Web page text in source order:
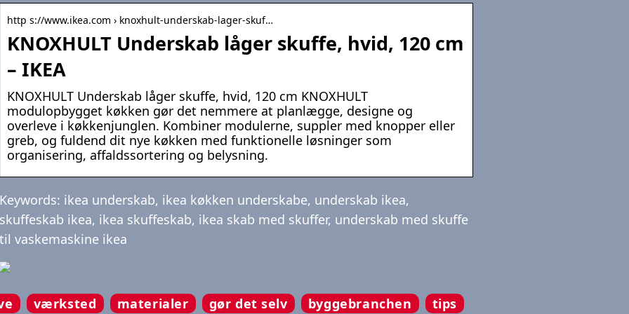
http s://www.ikea.com › knoxhult-underskab-lager-skuf…
KNOXHULT Underskab låger skuffe, hvid, 120 cm
– IKEA
KNOXHULT Underskab låger skuffe, hvid, 120 cm KNOXHULT
modulopbygget køkken gør det nemmere at planlægge, designe og
overleve i køkkenjunglen. Kombiner modulerne, suppler med knopper eller
greb, og fuldend dit nye køkken med funktionelle løsninger som
organisering, affaldssortering og belysning.
Keywords: ikea underskab, ikea køkken underskabe, underskab ikea,
skuffeskab ikea, ikea skuffeskab, ikea skab med skuffer, underskab med skuffe
til vaskemaskine ikea
værksted materialer gør det selv byggebranchen tips